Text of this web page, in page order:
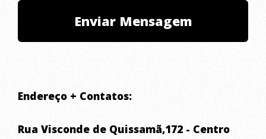
Endereço + Contatos:
Rua Visconde de Quissamã,172 - Centro